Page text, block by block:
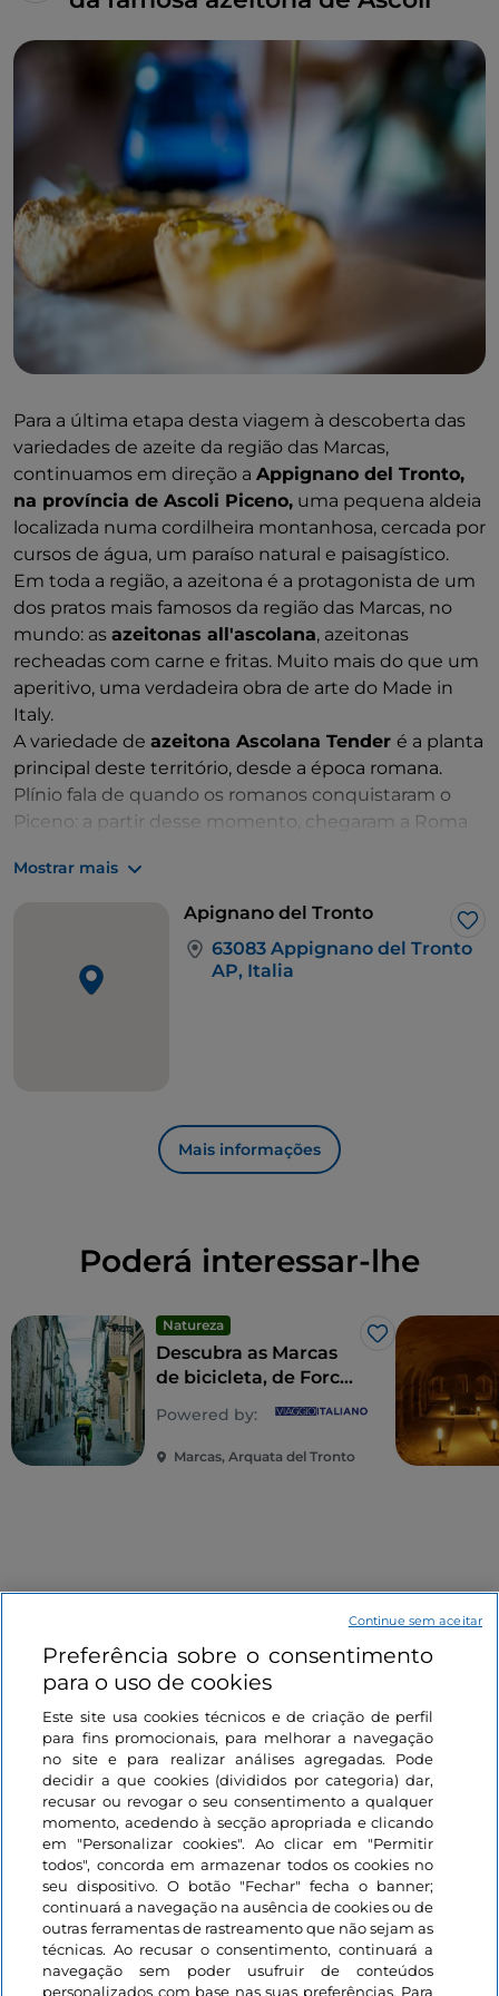
Para a última etapa desta viagem à descoberta das
variedades de azeite da região das Marcas,
continuamos em direção a Appignano del Tronto,
na província de Ascoli Piceno, uma pequena aldeia
localizada numa cordilheira montanhosa, cercada por
cursos de água, um paraíso natural e paisagístico.
Em toda a região, a azeitona é a protagonista de um
dos pratos mais famosos da região das Marcas, no
mundo: as azeitonas all'ascolana, azeitonas
recheadas com carne e fritas. Muito mais do que um
aperitivo, uma verdadeira obra de arte do Made in
Italy.
A variedade de azeitona Ascolana Tender é a planta
principal deste território, desde a época romana.
Plínio fala de quando os romanos conquistaram o
Piceno: a partir desse momento, chegaram a Roma
para conservar as azeitonas em barris e, no trajeto de
San Benedetto del Tronto a Roma, que podia durar
vários meses, estas eram adoçadas, obtendo-se
assim azeitonas de uma qualidade única. Muitas
empresas da região tentam preservar este
Mostrar mais
Apignano del Tronto
63083 Appignano del Tronto
AP, Italia
Mais informações
Poderá interessar-lhe
Natureza
Gosto
Descubra as Marcas
de bicicleta, de Forca
di Presta a Pescara
del Tronto
Powered by:
Marcas, Arquata del Tronto
Informações sobre o site
Ligações úteis
Iniciar sessão
Mantenha-se em contacto
Preferência sobre o consentimento
para o uso de cookies
Este site usa cookies técnicos e de criação de perfil
para fins promocionais, para melhorar a navegação
no site e para realizar análises agregadas. Pode
decidir a que cookies (divididos por categoria) dar,
recusar ou revogar o seu consentimento a qualquer
momento, acedendo à secção apropriada e clicando
em "Personalizar cookies". Ao clicar em "Permitir
todos", concorda em armazenar todos os cookies no
seu dispositivo. O botão "Fechar" fecha o banner;
continuará a navegação na ausência de cookies ou de
outras ferramentas de rastreamento que não sejam as
técnicas. Ao recusar o consentimento, continuará a
navegação sem poder usufruir de conteúdos
personalizados com base nas suas preferências. Para
Continue sem aceitar